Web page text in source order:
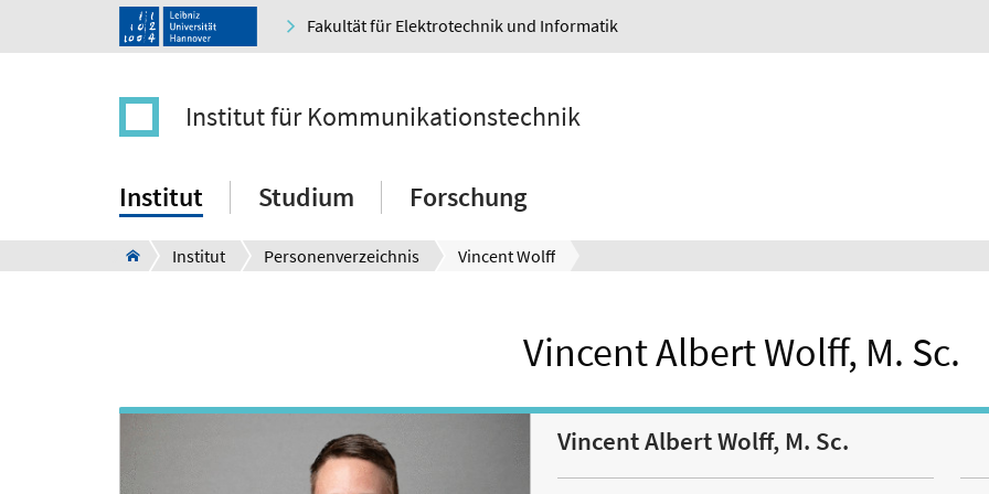
Fakultät für Elektrotechnik und Informatik
Institut für Kommunikationstechnik
Institut Studium Forschung
Institut Personenverzeichnis Vincent Wolff
Vincent Albert Wolff, M. Sc.
Vincent Albert Wolff, M. Sc.